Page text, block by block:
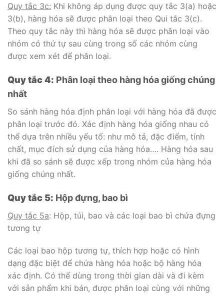
Quy tắc 3c: Khi không áp dụng được quy tắc 3(a) hoặc
3(b), hàng hóa sẽ được phân loại theo Qui tắc 3(c).
Theo quy tắc này thì hàng hóa sẽ được phân loại vào
nhóm có thứ tự sau cùng trong số các nhóm cùng
được xem xét để phân loại.
Quy tắc 4: Phân loại theo hàng hóa giống chúng
nhất
So sánh hàng hóa định phân loại với hàng hóa đã được
phân loại trước đó. Xác định hàng hóa giống nhau có
thể dựa trên nhiều yếu tố: như mô tả, đặc điểm, tính
chất, mục đích sử dụng của hàng hóa…. Hàng hóa sau
khi đã so sánh sẽ được xếp trong nhóm của hàng hóa
giống chúng nhất.
Quy tắc 5: Hộp đựng, bao bì
Quy tắc 5a: Hộp, túi, bao và các loại bao bì chứa đựng
tương tự
Các loại bao hộp tương tự, thích hợp hoặc có hình
dạng đặc biệt để chứa hàng hóa hoặc bộ hàng hóa
xác định. Có thể dùng trong thời gian dài và đi kèm
với sản phẩm khi bán, được phân loại cùng với những